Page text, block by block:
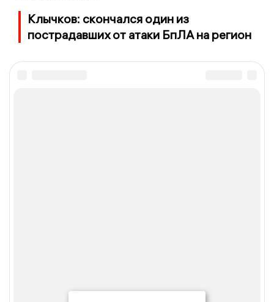
Клычков: скончался один из
пострадавших от атаки БпЛА на регион